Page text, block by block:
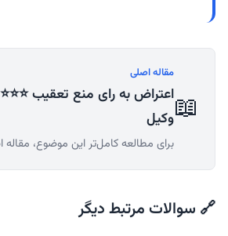
📖
مقاله اصلی
اعتراض به رای منع تعقیب
وکیل
برای مطالعه کامل‌تر این موضوع، مقاله
🔗 سوالات مرتبط دیگر